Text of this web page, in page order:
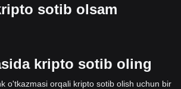
sotib olsam
kripto sotib oling
o'tkazmasi orqali kripto sotib olish uchun bir